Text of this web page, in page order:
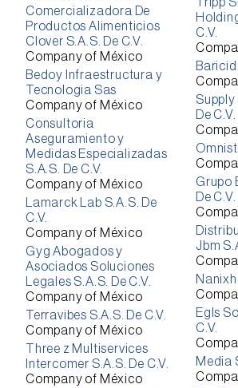
Comercializadora De
Productos Alimenticios
Clover S.A.S. De C.V.
Company of México
Bedoy Infraestructura y
Tecnologia Sas
Company of México
Consultoria
Aseguramiento y
Medidas Especializadas
S.A.S. De C.V.
Company of México
Lamarck Lab S.A.S. De
C.V.
Company of México
Gyg Abogados y
Asociados Soluciones
Legales S.A.S. De C.V.
Company of México
Terravibes S.A.S. De C.V.
Company of México
Three z Multiservices
Intercomer S.A.S. De C.V.
Company of México
C.V.
Supply
De C.V.
Grupo
De C.V.
Jbm
Egls
C.V.
Media